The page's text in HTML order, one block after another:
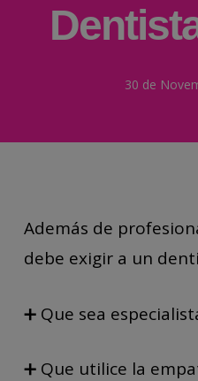
30 de
Además de
debe exigir a un
➕ Que sea
➕ Que utilice la